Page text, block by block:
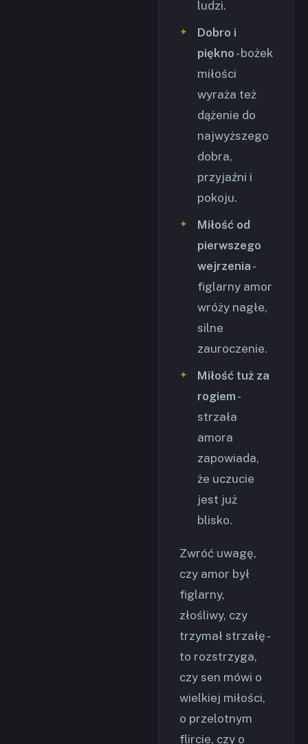
ludzi.
Dobro i
piękno - bożek
miłości
wyraża też
dążenie do
najwyższego
dobra,
przyjaźni i
pokoju.
Miłość od
pierwszego
wejrzenia -
figlarny amor
wróży nagłe,
silne
zauroczenie.
Miłość tuż za
rogiem -
strzała
amora
zapowiada,
że uczucie
jest już
blisko.
Zwróć uwagę,
czy amor był
figlarny,
złośliwy, czy
trzymał strzałę -
to rozstrzyga,
czy sen mówi o
wielkiej miłości,
o przelotnym
flircie, czy o